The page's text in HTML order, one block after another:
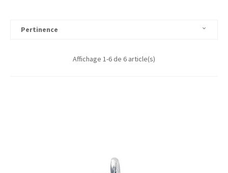
Pertinence 
Affichage 1-6 de 6 article(s)